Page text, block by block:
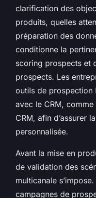
clarification des
produits, quelles
préparation des
conditionne la
scoring prospects et
prospects. Les
outils de prospection
avec le CRM,
CRM, afin d’assurer
personnalisée.
Avant la mise en
de validation des
multicanale
campagnes de